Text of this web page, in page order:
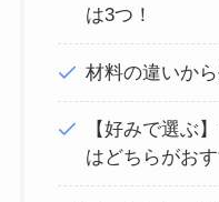
は3つ！
材料の違いか
【好みで選ぶ
はどちらがお